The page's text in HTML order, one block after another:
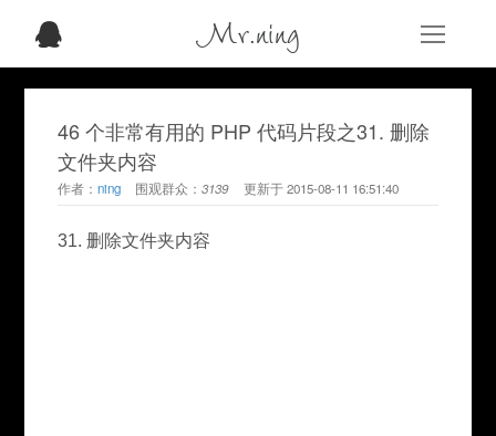
Mr.ning
46 个非常有用的 PHP 代码片段之31. 删除
文件夹内容
作者：ning 围观群众：3139 更新于2015-08-11 16:51:40
31. 删除文件夹内容